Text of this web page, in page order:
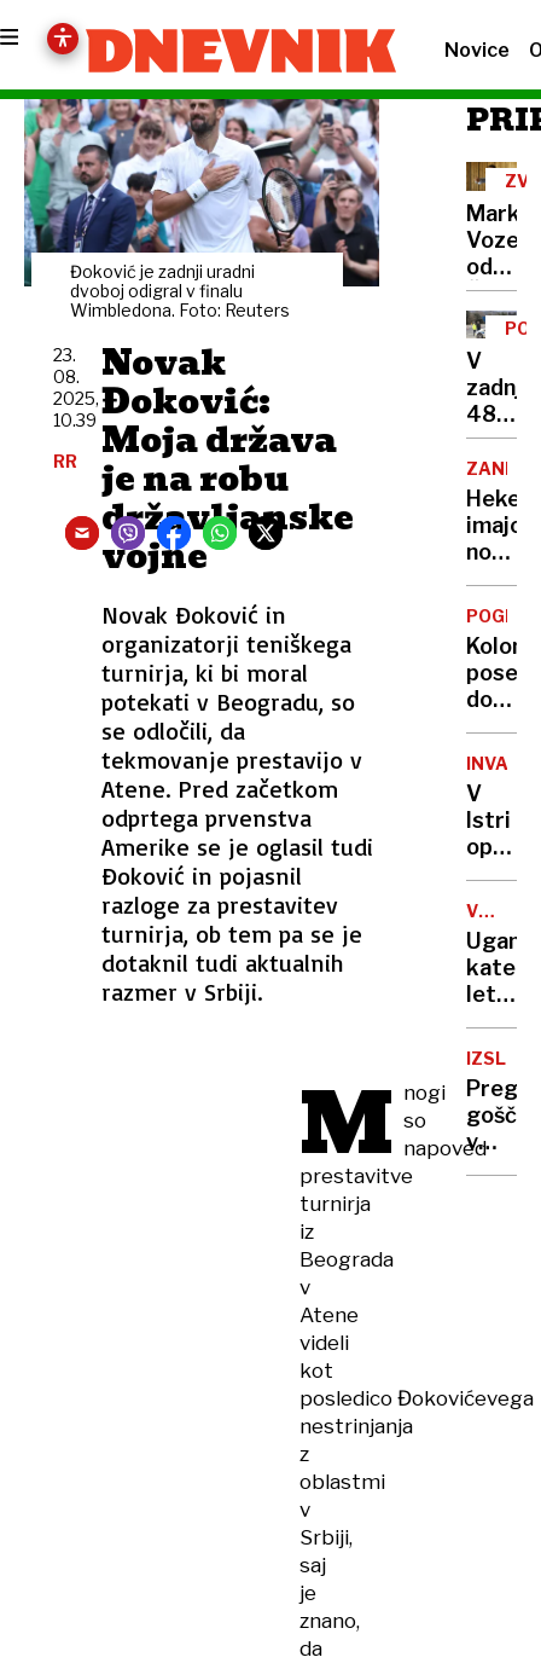
Novice
Đoković je zadnji uradni
dvoboj odigral v finalu
Wimbledona. Foto: Reuters
Novak
Đoković:
Moja država
je na robu
državljanske
vojne
Novak Đoković in
organizatorji teniškega
turnirja, ki bi moral
potekati v Beogradu, so
se odločili, da
tekmovanje prestavijo v
Atene. Pred začetkom
odprtega prvenstva
Amerike se je oglasil tudi
Đoković in pojasnil
razloge za prestavitev
turnirja, ob tem pa se je
dotaknil tudi aktualnih
razmer v Srbiji.
23.
08.
2025,
10.39
RR
M nogi
so
napoved
prestavitve
turnirja
iz
Beograda
v
Atene
videli
kot
posledico Đokovićevega
nestrinjanja
z
oblastmi
v
Srbiji,
saj
je
znano,
da
Marko
Vozelj:
od
Čukov
do
poti
in
zakaj
kliki
ne
skrbijo
V
zadnjih
48
urah
skoraj
300
nesreč
Hekerji
imajo
novo
igračo,
ki
odpre
vaš
avto
in
klonira
POGLED
Kolone:
dolga
na
proti
in na
V
Istri
opazili
ne
niso
pa
V
leta
smo
imeli
samo
en
gošče
v